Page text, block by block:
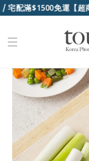
宅配滿$1500免運【超